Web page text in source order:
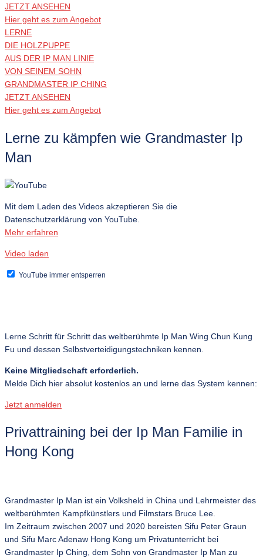
JETZT ANSEHEN
Hier geht es zum Angebot
LERNE
DIE HOLZPUPPE
AUS DER IP MAN LINIE
VON SEINEM SOHN
GRANDMASTER IP CHING
JETZT ANSEHEN
Hier geht es zum Angebot
Lerne zu kämpfen wie Grandmaster Ip
Man
Mit dem Laden des Videos akzeptieren Sie die
Datenschutzerklärung von YouTube.
Mehr erfahren
Video laden
YouTube immer entsperren
Lerne Schritt für Schritt das weltberühmte Ip Man Wing Chun Kung
Fu und dessen Selbstverteidigungstechniken kennen.
Keine Mitgliedschaft erforderlich.
Melde Dich hier absolut kostenlos an und lerne das System kennen:
Jetzt anmelden
Privattraining bei der Ip Man Familie in
Hong Kong
Grandmaster Ip Man ist ein Volksheld in China und Lehrmeister des
weltberühmten Kampfkünstlers und Filmstars Bruce Lee.
Im Zeitraum zwischen 2007 und 2020 bereisten Sifu Peter Graun
und Sifu Marc Adenaw Hong Kong um Privatunterricht bei
Grandmaster Ip Ching, dem Sohn von Grandmaster Ip Man zu